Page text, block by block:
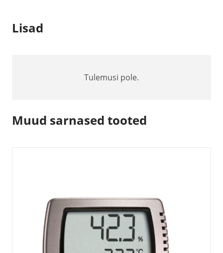
Lisad
Tulemusi pole.
Muud sarnased tooted